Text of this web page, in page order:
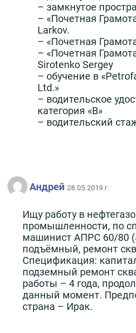
– замкнутое
– «Почетная
Larkov.
– «Почетная
– «Почетная
Sirotenko Sergey
– обучение в
Ltd.»
– водительское
категория «B»
– водительский
Андрей 28.05.2019 г.
Ищу работу в
промышленности, по
машинист АПРС 60/80
подъёмный, ремонт
Спецификация:
подземный ремонт
работы – 4 года,
данный момент.
страна – Ирак.